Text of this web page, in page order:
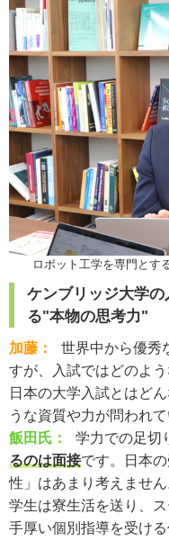
ロボット工学を専門と
ケンブリッジ大学
る"本物の思考力"
加藤：
世界中から優秀
すが、入試ではどのよ
日本の大学入試とはど
うな資質や力が問われ
飯田氏：
学力での足切
るのは面接です。日本
性」はあまり考えませ
学生は寮生活を送り、
手厚い個別指導を受け